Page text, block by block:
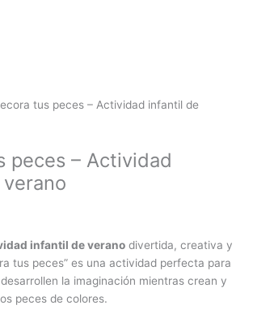
tus peces – Actividad infantil de
peces – Actividad
infantil de verano divertida, creativa y
tus peces” es una actividad perfecta para
la imaginación mientras crean y
peces de colores.